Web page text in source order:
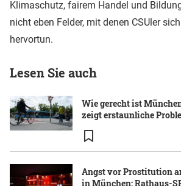
Klimaschutz, fairem Handel und
nicht eben Felder, mit denen CSUler
hervortun.
Lesen Sie auch
Wie gerecht ist
zeigt erstaunliche
Angst vor Prostitution
in München: Rathaus-